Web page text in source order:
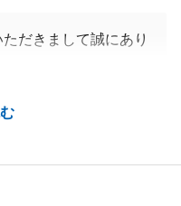
だきまして誠にあり
案ができ、私自身非常
だける不動産に巡り合